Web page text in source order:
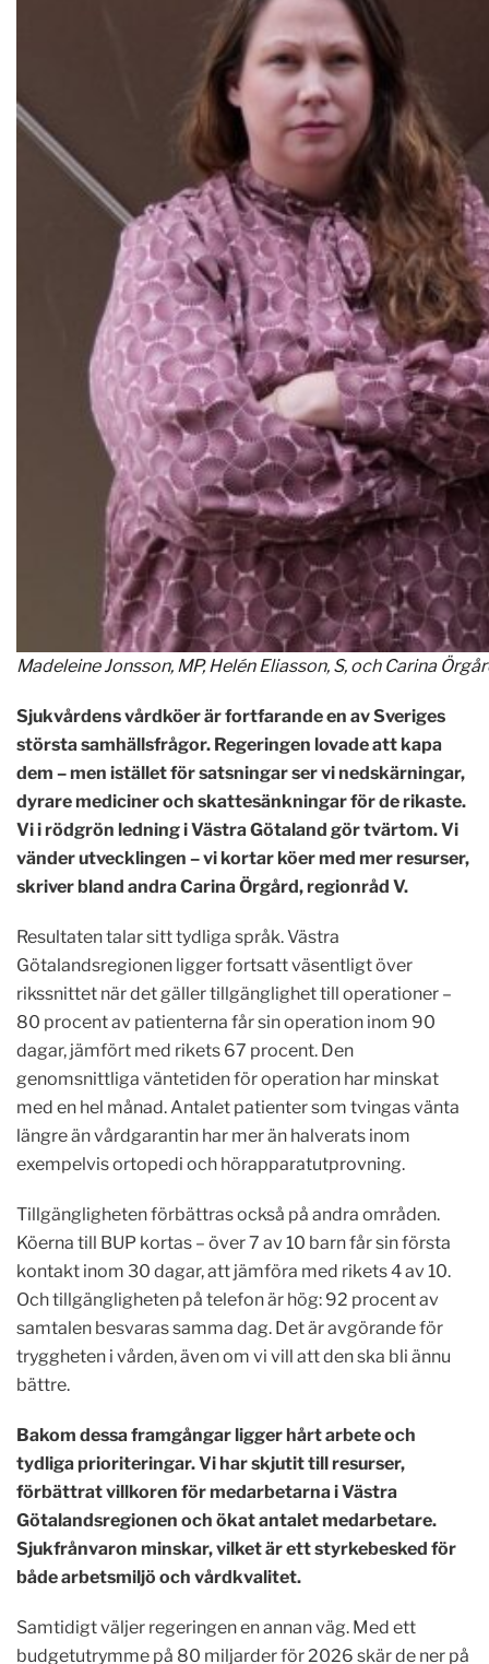
Madeleine Jonsson, MP, Helén Eliasson, S, och Carina
Sjukvårdens vårdköer är fortfarande en av Sveriges
största samhällsfrågor. Regeringen lovade att kapa
dem – men istället för satsningar ser vi nedskärningar,
dyrare mediciner och skattesänkningar för de rikaste.
Vi i rödgrön ledning i Västra Götaland gör tvärtom. Vi
vänder utvecklingen – vi kortar köer med mer resurser,
skriver bland andra Carina Örgård, regionråd V.
Resultaten talar sitt tydliga språk. Västra
Götalandsregionen ligger fortsatt väsentligt över
rikssnittet när det gäller tillgänglighet till operationer –
80 procent av patienterna får sin operation inom 90
dagar, jämfört med rikets 67 procent. Den
genomsnittliga väntetiden för operation har minskat
med en hel månad. Antalet patienter som tvingas vänta
längre än vårdgarantin har mer än halverats inom
exempelvis ortopedi och hörapparatutprovning.
Tillgängligheten förbättras också på andra områden.
Köerna till BUP kortas – över 7 av 10 barn får sin första
kontakt inom 30 dagar, att jämföra med rikets 4 av 10.
Och tillgängligheten på telefon är hög: 92 procent av
samtalen besvaras samma dag. Det är avgörande för
tryggheten i vården, även om vi vill att den ska bli ännu
bättre.
Bakom dessa framgångar ligger hårt arbete och
tydliga prioriteringar. Vi har skjutit till resurser,
förbättrat villkoren för medarbetarna i Västra
Götalandsregionen och ökat antalet medarbetare.
Sjukfrånvaron minskar, vilket är ett styrkebesked för
både arbetsmiljö och vårdkvalitet.
Samtidigt väljer regeringen en annan väg. Med ett
budgetutrymme på 80 miljarder för 2026 skär de ner på